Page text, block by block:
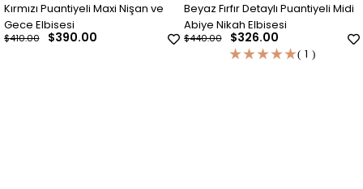
Maxi Nişan ve
Beyaz Fırfır Detaylı Puantiyeli Midi
Abiye Nikah Elbisesi
$326.00
★ 1
İndigo